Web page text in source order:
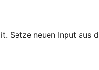
Setze neuen Input aus